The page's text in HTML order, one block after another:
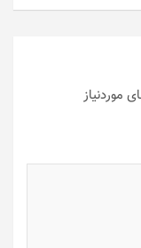
موردنیاز